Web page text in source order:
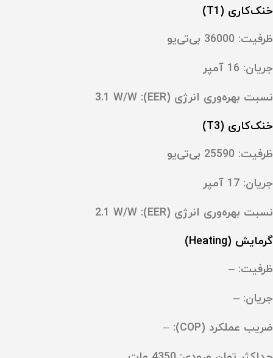
خنک‌کاری (T1)
ظرفیت: ‎36000 بی‌تی‌یو
جریان: ‎16 آمپر
نسبت بهره‌وری انرژی (EER): ‎3.1 W/W
خنک‌کاری (T3)
ظرفیت: ‎25590 بی‌تی‌یو
جریان: ‎17 آمپر
نسبت بهره‌وری انرژی (EER): ‎2.1 W/W
گرمایش (Heating)
ظرفیت: –
جریان: –
ضریب عملکرد (COP): –